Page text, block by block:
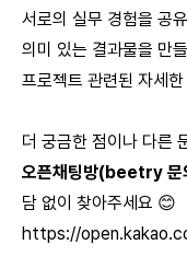
서로의 실무 경험을 공
의미 있는 결과물을 만
프로젝트 관련된 자세
더 궁금한 점이나 다른
오픈채팅방(beetry 문
담 없이 찾아주세요 😊
https://